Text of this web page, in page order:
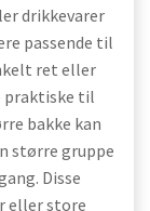
drikkevarer
passende til
ret eller
praktiske til
bakke kan
større gruppe
Disse
eller store